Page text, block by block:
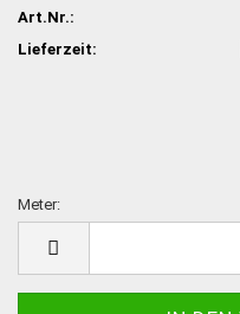
Art.Nr.:
Lieferzeit:
Meter: